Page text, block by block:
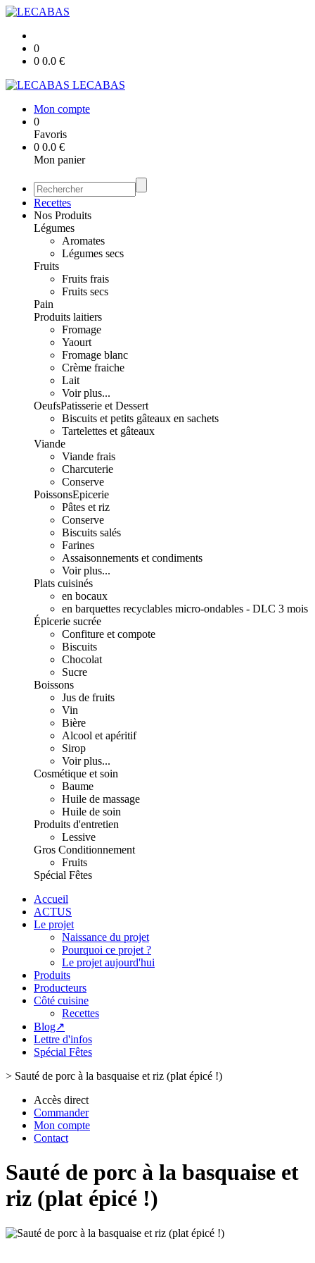
0
0 0.0 €
LECABAS
Mon compte
0
Favoris
0 0.0 €
Mon panier
Recettes
Nos Produits
Légumes
Aromates
Légumes secs
Fruits
Fruits frais
Fruits secs
Pain
Produits laitiers
Fromage
Yaourt
Fromage blanc
Crème fraiche
Lait
Voir plus...
OeufsPatisserie et Dessert
Biscuits et petits gâteaux en sachets
Tartelettes et gâteaux
Viande
Viande frais
Charcuterie
Conserve
PoissonsEpicerie
Pâtes et riz
Conserve
Biscuits salés
Farines
Assaisonnements et condiments
Voir plus...
Plats cuisinés
en bocaux
en barquettes recyclables micro-ondables - DLC 3 mois
Épicerie sucrée
Confiture et compote
Biscuits
Chocolat
Sucre
Boissons
Jus de fruits
Vin
Bière
Alcool et apéritif
Sirop
Voir plus...
Cosmétique et soin
Baume
Huile de massage
Huile de soin
Produits d'entretien
Lessive
Gros Conditionnement
Fruits
Spécial Fêtes
Accueil
ACTUS
Le projet
Naissance du projet
Pourquoi ce projet ?
Le projet aujourd'hui
Produits
Producteurs
Côté cuisine
Recettes
Blog↗
Lettre d'infos
Spécial Fêtes
> Sauté de porc à la basquaise et riz (plat épicé !)
Accès direct
Commander
Mon compte
Contact
Sauté de porc à la basquaise et
riz (plat épicé !)